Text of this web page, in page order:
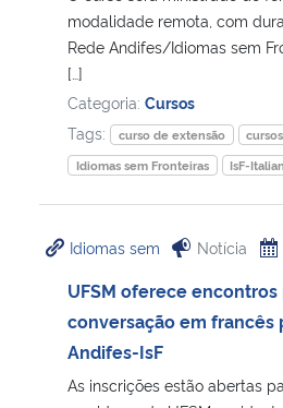
modalidade remota, com
Rede Andifes/Idiomas sem
[…]
Categoria: Cursos
Tags:
curso de extensão
Idiomas sem Fronteiras
IsF-
Idiomas sem Notícia
UFSM oferece
conversação em francês
Andifes-IsF
As inscrições estão abertas